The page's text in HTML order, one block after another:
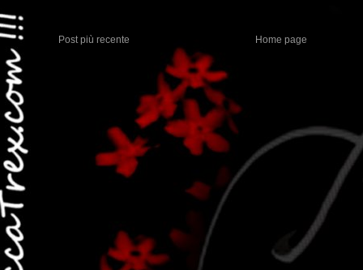
Post più recente Home page